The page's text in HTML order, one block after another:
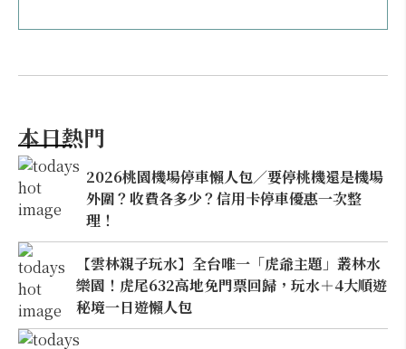
本日熱門
2026桃園機場停車懶人包／要停桃機還是機場
外圍？收費各多少？信用卡停車優惠一次整
理！
【雲林親子玩水】全台唯一「虎爺主題」叢林水
樂園！虎尾632高地免門票回歸，玩水＋4大順遊
秘境一日遊懶人包